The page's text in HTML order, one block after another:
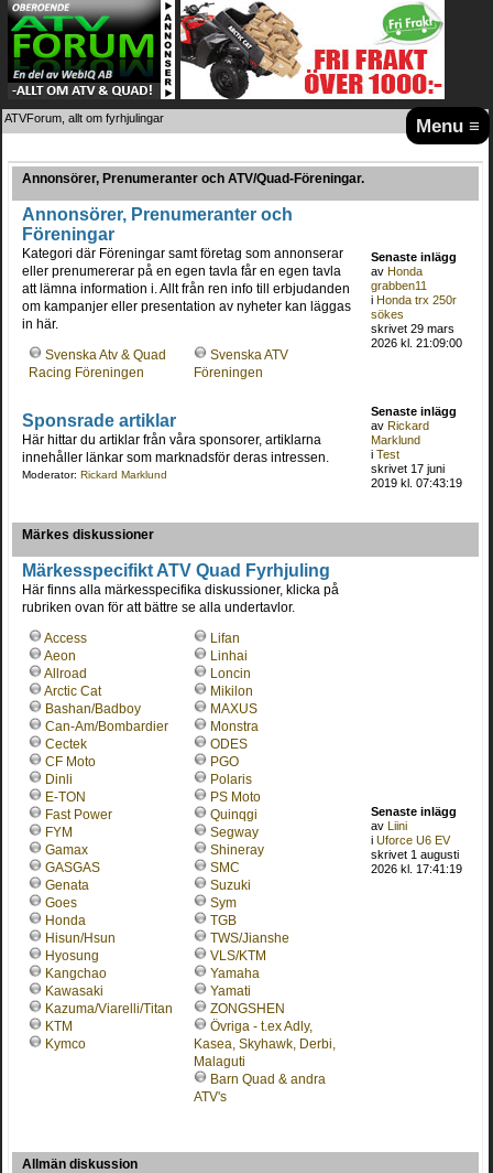
Menu ≡
ATVForum, allt om fyrhjulingar
Annonsörer, Prenumeranter och ATV/Quad-Föreningar.
Annonsörer, Prenumeranter och
Föreningar
Kategori där Föreningar samt företag som annonserar
eller prenumererar på en egen tavla får en egen tavla
att lämna information i. Allt från ren info till erbjudanden
om kampanjer eller presentation av nyheter kan läggas
in här.
Svenska Atv & Quad
Racing Föreningen
Svenska ATV
Föreningen
Senaste inlägg
avHonda
grabben11
iHonda trx 250r
sökes
skrivet 29 mars
2026 kl. 21:09:00
Sponsrade artiklar
Här hittar du artiklar från våra sponsorer, artiklarna
innehåller länkar som marknadsför deras intressen.
Moderator: Rickard Marklund
Senaste inlägg
avRickard
Marklund
iTest
skrivet 17 juni
2019 kl. 07:43:19
Märkes diskussioner
Märkesspecifikt ATV Quad Fyrhjuling
Här finns alla märkesspecifika diskussioner, klicka på
rubriken ovan för att bättre se alla undertavlor.
Access
Aeon
Allroad
Arctic Cat
Bashan/Badboy
Can-Am/Bombardier
Cectek
CF Moto
Dinli
E-TON
Fast Power
FYM
Gamax
GASGAS
Genata
Goes
Honda
Hisun/Hsun
Hyosung
Kangchao
Kawasaki
Kazuma/Viarelli/Titan
KTM
Kymco
Lifan
Linhai
Loncin
Mikilon
MAXUS
Monstra
ODES
PGO
Polaris
PS Moto
Quinqgi
Segway
Shineray
SMC
Suzuki
Sym
TGB
TWS/Jianshe
VLS/KTM
Yamaha
Yamati
ZONGSHEN
Övriga - t.ex Adly,
Kasea, Skyhawk, Derbi,
Malaguti
Barn Quad & andra
ATV's
Senaste inlägg
avLiini
iUforce U6 EV
skrivet 1 augusti
2026 kl. 17:41:19
Allmän diskussion